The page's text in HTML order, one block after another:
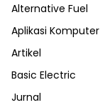
Alternative Fuel
Aplikasi Komputer
Artikel
Basic Electric
Jurnal